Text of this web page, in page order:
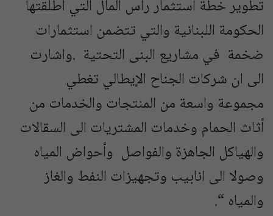
تطوير خطة استثمار رأس المال التي اطلقتها
الحكومة اللبنانية والتي تتضمن استثمارات
ضخمة في مشاريع البنى التحتية .واشارت
الى ان شركات الجناح الإيطالي تغطي
مجموعة واسعة من المنتجات والخدمات من
أثاث الحمام وخدمات المشتريات الى السقالات
والهياكل الجاهزة والفواصل وأحواض المياه
وصولا الى انابيب وتجهيزات النفط والغاز
والمياه “.